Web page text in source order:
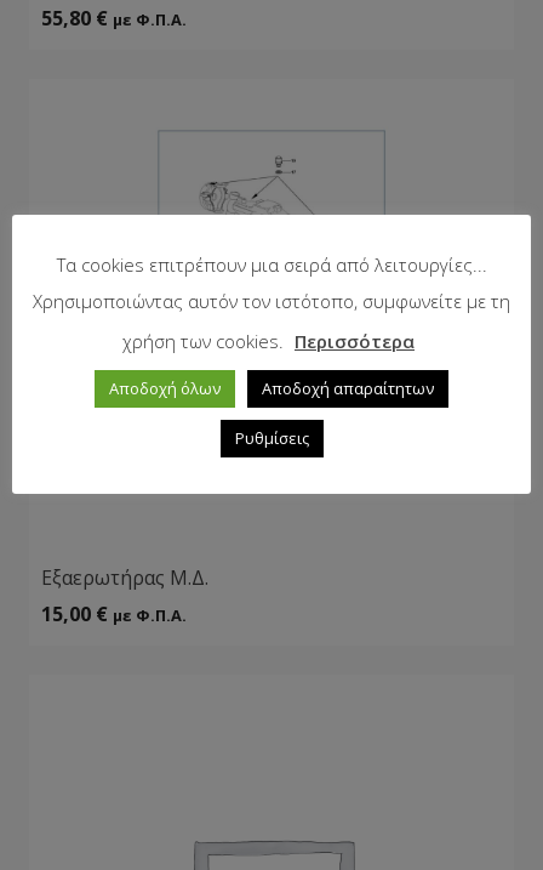
55,80 € με Φ.Π.Α.
Eξαερωτήρας Μ.Δ.
15,00 € με Φ.Π.Α.
Τα cookies επιτρέπουν μια σειρά από λειτουργίες...
Χρησιμοποιώντας αυτόν τον ιστότοπο, συμφωνείτε με τη
χρήση των cookies.
Περισσότερα
Αποδοχή όλων Αποδοχή απαραίτητων
Ρυθμίσεις